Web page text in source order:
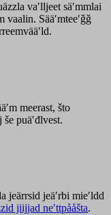
vaʹlljeet säʹmmlai
vaalin. Sääʹmteeʹǧǧ
meerast, što
puäʹđlvest.
jeärrsid jeäʹrbi mieʹldd
jiijjad neʹttpååšta.